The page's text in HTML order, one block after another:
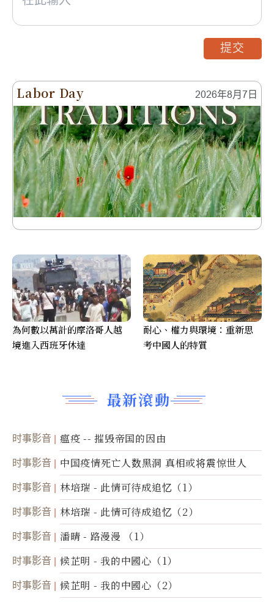
Labor Day 2026年8月7日
最新滾動
时事影音 瘟疫 -- 摧毁帝国的因由
时事影音 中国疫情死亡人数黑洞 真相或将震惊世人
时事影音 林培瑞 - 此情可待成追忆（1）
时事影音 林培瑞 - 此情可待成追忆（2）
时事影音 潘晴 - 路漫漫 （1）
时事影音 候芷明 - 我的中國心（1）
时事影音 候芷明 - 我的中國心（2）
提交
為何數以萬計的摩洛哥人越
境進入西班牙休達
耐心、權力與環境：重新思
考中國人的特質